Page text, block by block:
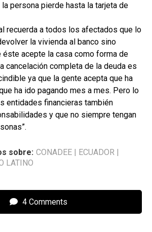
persona pierde hasta la tarjeta de
recuerda a todos los afectados que lo
la vivienda al banco sino
éste acepte la casa como forma de
cancelación completa de la deuda es
ya que la gente acepta que ha
ha ido pagando mes a mes. Pero lo
entidades financieras también
y que no siempre tengan
sobre: CONADEE ECUADOR
LATINO
4 Comments